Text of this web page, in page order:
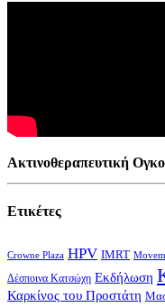
Ακτινοθεραπευτική
Ετικέτες
Crowne Plaza HPV IMRT
Δέσποινα Κατσώχη Εκδήλωση
Καρκίνος του Προστάτη